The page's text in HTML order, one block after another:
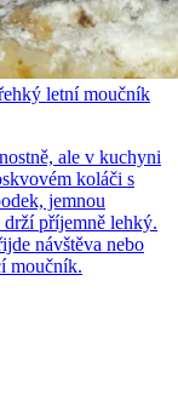
letní moučník
ale v kuchyni
koláči s
jemnou
drží příjemně lehký.
návštěva nebo
moučník.